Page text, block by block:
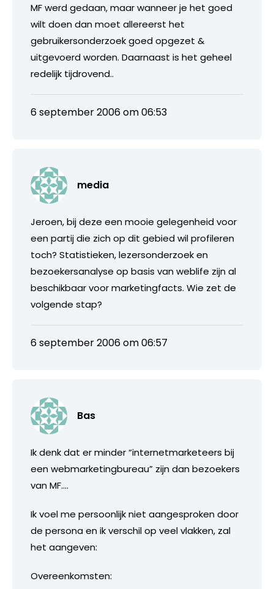
MF werd gedaan, maar wanneer je het goed
wilt doen dan moet allereerst het
gebruikersonderzoek goed opgezet &
uitgevoerd worden. Daarnaast is het geheel
redelijk tijdrovend..
6 september 2006 om 06:53
media
Jeroen, bij deze een mooie gelegenheid voor
een partij die zich op dit gebied wil profileren
toch? Statistieken, lezersonderzoek en
bezoekersanalyse op basis van weblife zijn al
beschikbaar voor marketingfacts. Wie zet de
volgende stap?
6 september 2006 om 06:57
Bas
Ik denk dat er minder “internetmarketeers bij
een webmarketingbureau” zijn dan bezoekers
van MF….
Ik voel me persoonlijk niet aangesproken door
de persona en ik verschil op veel vlakken, zal
het aangeven:
Overeenkomsten: